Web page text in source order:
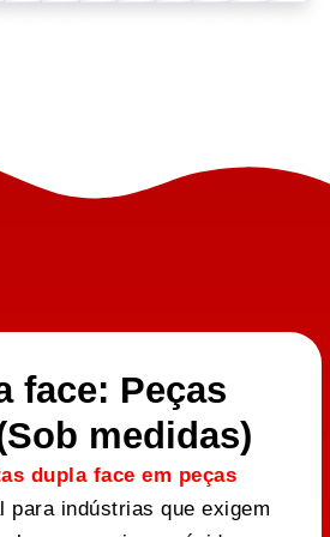
face: Peças
medidas)
dupla face em peças
para indústrias que exigem